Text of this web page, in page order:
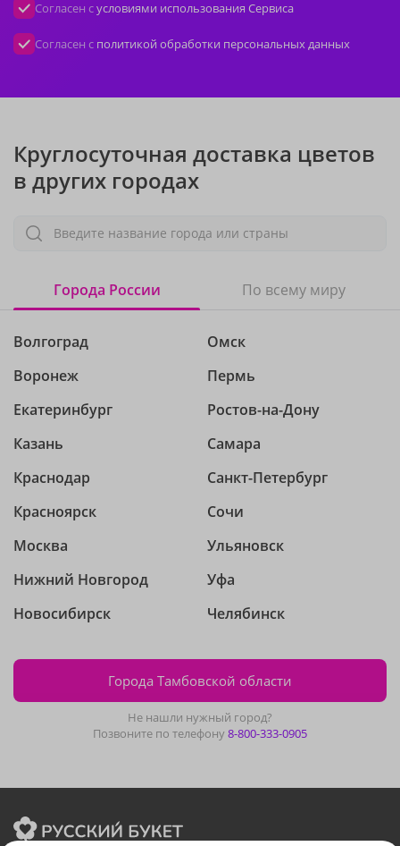
Согласен сусловиями использования Сервиса
Согласен с политикой обработки персональных данных
Круглосуточная доставка цветов
в других городах
Введите название города или страны
Города России По всему миру
Волгоград
Воронеж
Екатеринбург
Казань
Краснодар
Красноярск
Москва
Нижний Новгород
Новосибирск
Омск
Пермь
Ростов-на-Дону
Самара
Санкт-Петербург
Сочи
Ульяновск
Уфа
Челябинск
Города Тамбовской области
Не нашли нужный город?
Позвоните по телефону8-800-333-0905